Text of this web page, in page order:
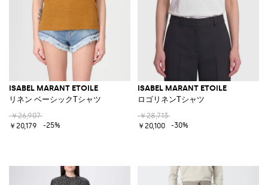
ISABEL MARANT ETOILE
リネン ベーシックTシャツ
￥26,907
￥20,179
-25%
ISABEL MARANT ETOILE
ロゴリネンTシャツ
￥28,713
￥20,100
-30%